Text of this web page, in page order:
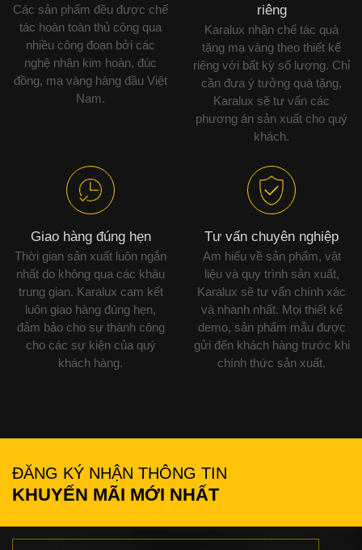
Các sản phẩm đều được chế
tác hoàn toàn thủ công qua
nhiều công đoạn bởi các
nghệ nhân kim hoàn, đúc
đồng, mạ vàng hàng đầu Việt
Nam.
riêng
Karalux nhận chế tác quà
tặng mạ vàng theo thiết kế
riêng với bất kỳ số lượng. Chỉ
cần đưa ý tưởng quà tặng,
Karalux sẽ tư vấn các
phương án sản xuất cho quý
khách.
Giao hàng đúng hẹn
Thời gian sản xuất luôn ngắn
nhất do không qua các khâu
trung gian. Karalux cam kết
luôn giao hàng đúng hẹn,
đảm bảo cho sự thành công
cho các sự kiện của quý
khách hàng.
Tư vấn chuyên nghiệp
Am hiểu về sản phẩm, vật
liệu và quy trình sản xuất,
Karalux sẽ tư vấn chính xác
và nhanh nhất. Mọi thiết kế
demo, sản phẩm mẫu được
gửi đến khách hàng trước khi
chính thức sản xuất.
ĐĂNG KÝ NHẬN THÔNG TIN
KHUYẾN MÃI MỚI NHẤT